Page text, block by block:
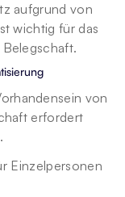
aufgrund von
wichtig für das
von
erfordert
Einzelpersonen